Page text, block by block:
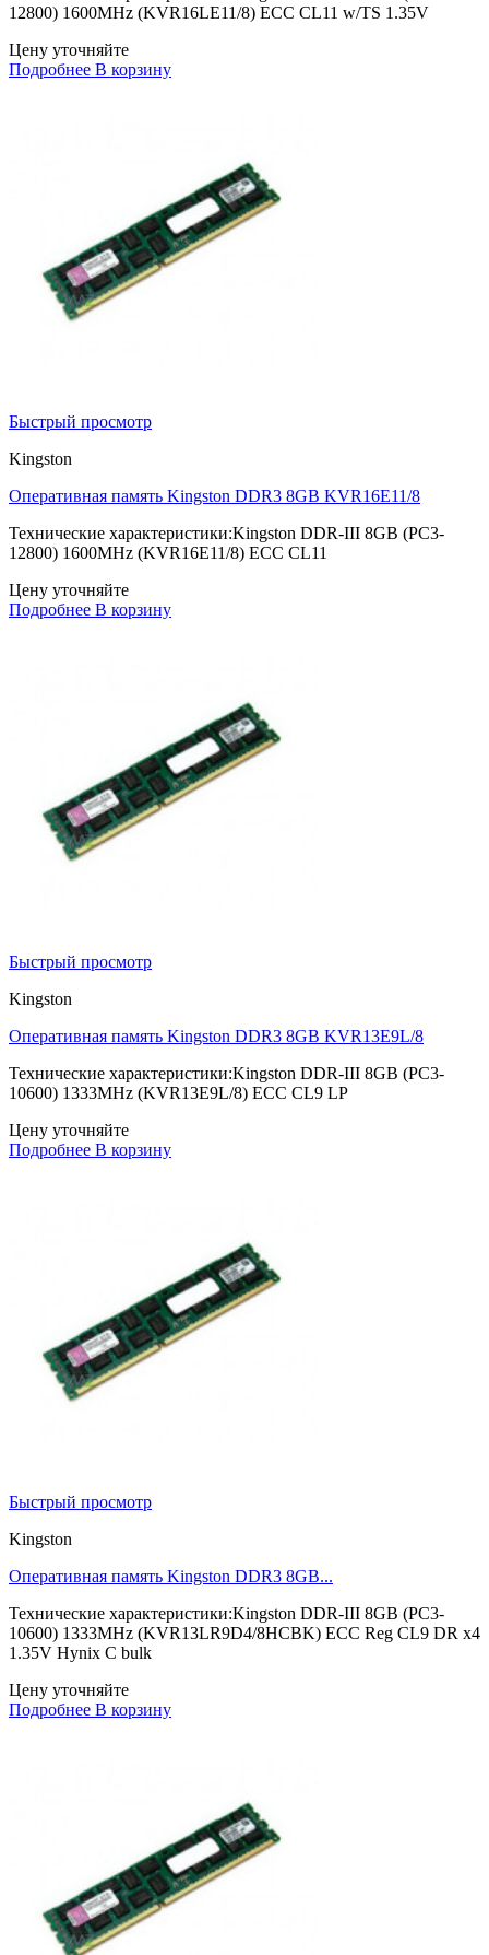
12800) 1600MHz (KVR16LE11/8) ECC CL11 w/TS 1.35V
Цену уточняйте
Подробнее В корзину
Быстрый просмотр
Kingston
Оперативная память Kingston DDR3 8GB KVR16E11/8
Технические характеристики:Kingston DDR-III 8GB (PC3-
12800) 1600MHz (KVR16E11/8) ECC CL11
Цену уточняйте
Подробнее В корзину
Быстрый просмотр
Kingston
Оперативная память Kingston DDR3 8GB KVR13E9L/8
Технические характеристики:Kingston DDR-III 8GB (PC3-
10600) 1333MHz (KVR13E9L/8) ECC CL9 LP
Цену уточняйте
Подробнее В корзину
Быстрый просмотр
Kingston
Оперативная память Kingston DDR3 8GB...
Технические характеристики:Kingston DDR-III 8GB (PC3-
10600) 1333MHz (KVR13LR9D4/8HCBK) ECC Reg CL9 DR x4
1.35V Hynix C bulk
Цену уточняйте
Подробнее В корзину